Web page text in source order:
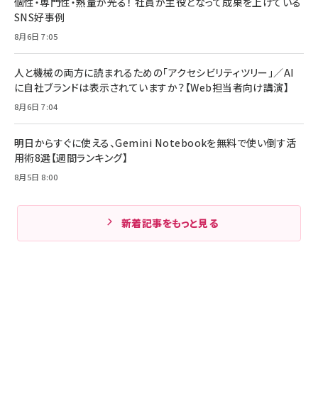
SNS好事例
8月6日 7:05
人と機械の両方に読まれるための「アクセシビリティツリー」／AI
に自社ブランドは表示されていますか？【Web担当者向け講演】
8月6日 7:04
明日からすぐに使える、Gemini Notebookを無料で使い倒す活
用術8選【週間ランキング】
8月5日 8:00
新着記事をもっと見る